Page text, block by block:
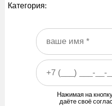
Категория:
Ваше имя
Ваш номер телефона
Нажимая на
даёте своё